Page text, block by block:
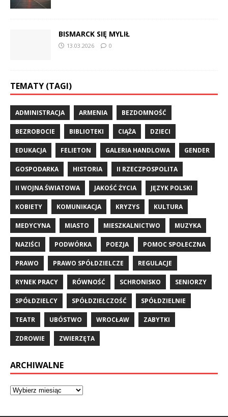
BISMARCK SIĘ MYLIŁ
13.03.2026 0
TEMATY (TAGI)
ADMINISTRACJA ARMENIA BEZDOMNOŚĆ
BEZROBOCIE BIBLIOTEKI CIĄŻA DZIECI
EDUKACJA FELIETON GALERIA HANDLOWA GENDER
GOSPODARKA HISTORIA II RZECZPOSPOLITA
II WOJNA ŚWIATOWA JAKOŚĆ ŻYCIA JĘZYK POLSKI
KOBIETY KOMUNIKACJA KRYZYS KULTURA
MEDYCYNA MIASTO MIESZKALNICTWO MUZYKA
NAZIŚCI PODWÓRKA POEZJA POMOC SPOŁECZNA
PRAWO PRAWO SPÓŁDZIELCZE REGULACJE
RYNEK PRACY RÓWNOŚĆ SCHRONISKO SENIORZY
SPÓŁDZIELCY SPÓŁDZIELCZOŚĆ SPÓŁDZIELNIE
TEATR UBÓSTWO WROCŁAW ZABYTKI
ZDROWIE ZWIERZĘTA
ARCHIWALNE